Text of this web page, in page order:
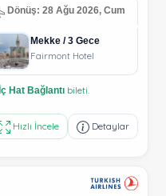
Dönüş: 28 Ağu 2026, Cum
Mekke / 3 Gece
Fairmont Hotel
İç Hat Bağlantıbileti.
Hızlı İncele Detaylar